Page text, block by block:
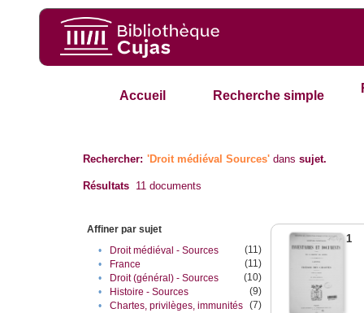
Accueil Recherche simple
Rechercher: 'Droit médiéval Sources' danssujet.
Résultats 11 documents
Affiner par sujet
•
Droit médiéval - Sources
(11)
•
France
(11)
•
Droit (général) - Sources
(10)
•
Histoire - Sources
(9)
•
Chartes, privilèges, immunités (7)
1